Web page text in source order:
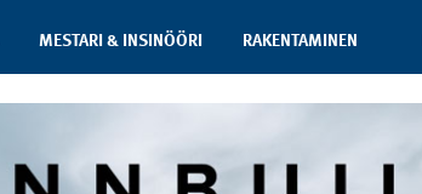
MESTARI & INSINÖÖRI RAKENTAMINEN